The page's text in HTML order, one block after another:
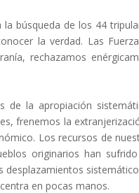
búsqueda de los 44
la verdad. Las
rechazamos
de la apropiación
frenemos la
Los recursos de
originarios han
desplazamientos
en pocas manos.